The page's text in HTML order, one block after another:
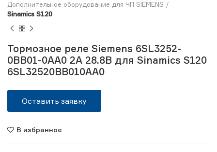
Дополнительное оборудование для ЧП SIEMENS
Sinamics S120
Тормозное реле Siemens 6SL3252-
0BB01-0AA0 2А 28.8В для Sinamics S120
6SL32520BB010AA0
Оставить заявку
В избранное